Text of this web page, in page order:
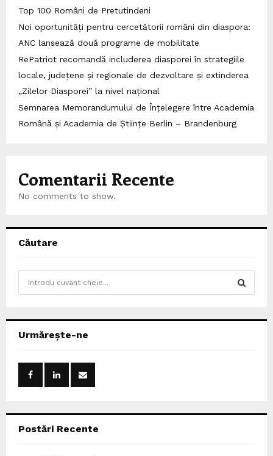
Top 100 Români de Pretutindeni
Noi oportunități pentru cercetătorii români din diaspora:
ANC lansează două programe de mobilitate
RePatriot recomandă includerea diasporei în strategiile
locale, județene și regionale de dezvoltare și extinderea
„Zilelor Diasporei” la nivel național
Semnarea Memorandumului de Înțelegere între Academia
Română și Academia de Științe Berlin – Brandenburg
Comentarii Recente
No comments to show.
Căutare
h
Urmărește-ne
Postări Recente